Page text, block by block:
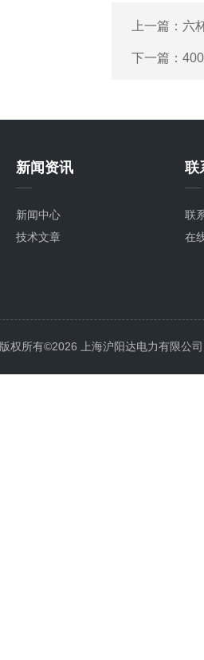
上一篇： 六
下一篇：
新闻资讯
新闻中心
技术文章
联
联
在
版权所有©2026 上海沪阳达电力有限公